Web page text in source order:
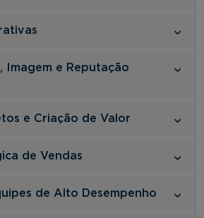
Imagem e Reputação
e Criação de Valor
de Vendas
de Alto Desempenho